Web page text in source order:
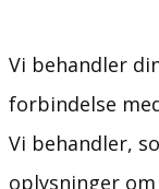
Vi behandler
forbindelse
Vi behandler,
oplysninger